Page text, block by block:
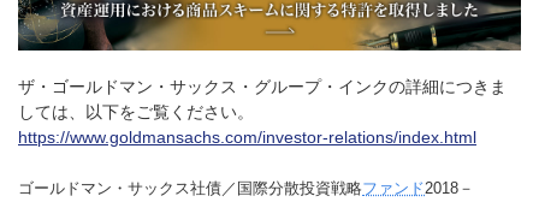
ザ・ゴールドマン・サックス・グループ・インクの詳細につきま
しては、以下をご覧ください。
https://www.goldmansachs.com/investor-relations/index.html
ゴールドマン・サックス社債／国際分散投資戦略ファンド2018－